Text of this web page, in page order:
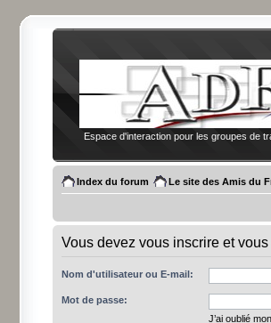
Espace d'interaction pour les groupes de
Index du forum Le site des Amis du
Vous devez vous inscrire et
Nom d'utilisateur ou E-mail:
Mot de passe:
J’ai oublié